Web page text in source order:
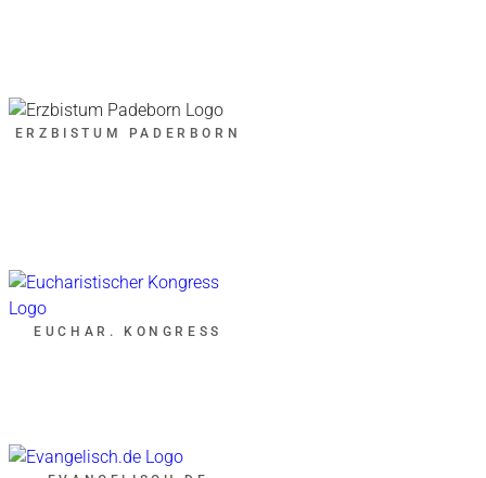
ERZBISTUM PADERBORN
EUCHAR. KONGRESS